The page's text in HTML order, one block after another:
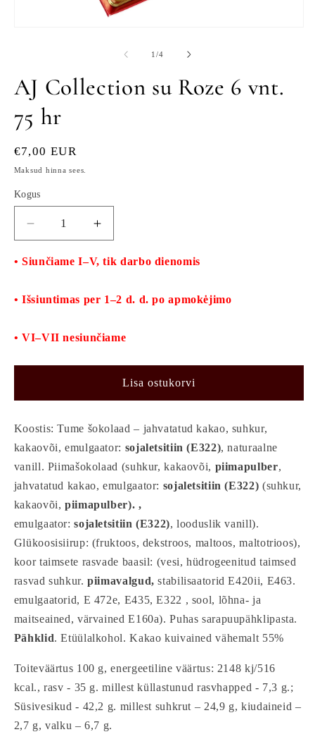
1/alates
4
AJ Collection su Roze 6 vnt.
75 hr
Tavahind
€7,00 EUR
Maksud hinna sees.
Kogus
Vähenda
AJ
Collection
Roze
6
75
kogust
Suurenda
AJ
Collection
Roze
6
75
kogust
• Siunčiame I–V, tik darbo dienomis
• Išsiuntimas per 1–2 d. d. po apmokėjimo
• VI–VII nesiunčiame
Lisa ostukorvi
Koostis: Tume šokolaad – jahvatatud kakao, suhkur,
kakaovõi, emulgaator: sojaletsitiin (E322), naturaalne
vanill. Piimašokolaad (suhkur, kakaovõi, piimapulber,
jahvatatud kakao, emulgaator: sojaletsitiin (E322) (suhkur,
kakaovõi,piimapulber). ,
emulgaator:sojaletsitiin (E322), looduslik vanill).
Glükoosisiirup: (fruktoos, dekstroos, maltoos, maltotrioos),
koor taimsete rasvade baasil: (vesi, hüdrogeenitud taimsed
rasvad suhkur.piimavalgud, stabilisaatorid E420ii, E463.
emulgaatorid, E 472e, E435, E322 , sool, lõhna- ja
maitseained, värvained E160a). Puhas sarapuupähklipasta.
Pähklid. Etüülalkohol. Kakao kuivained vähemalt 55%
Toiteväärtus 100 g, energeetiline väärtus: 2148 kj/516
kcal., rasv - 35 g. millest küllastunud rasvhapped - 7,3 g.;
Süsivesikud - 42,2 g. millest suhkrut – 24,9 g, kiudaineid –
2,7 g, valku – 6,7 g.